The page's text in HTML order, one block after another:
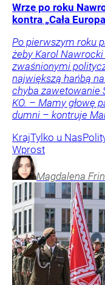
Wrze po roku
kontra „Cała
Po pierwszym roku
żeby Karol
zwaśnionymi
największą hańbą
chyba zawetowanie
KO. – Mamy głowę
dumni – kontruje
KrajTylko u Nas
Wprost
Magdalena